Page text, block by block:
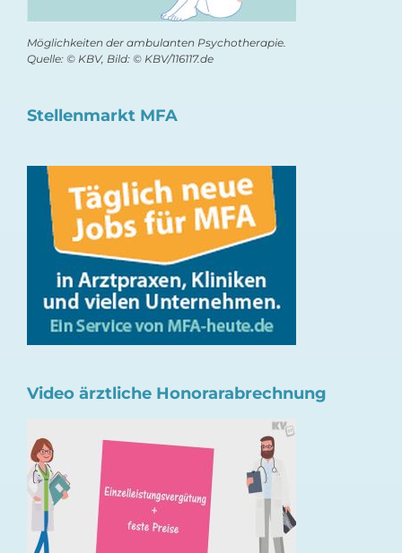
Möglichkeiten der ambulanten Psychotherapie.
Quelle: © KBV, Bild: © KBV/116117.de
Stellenmarkt MFA
Video ärztliche Honorarabrechnung